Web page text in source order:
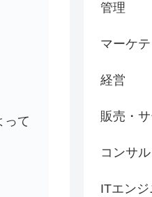
って
管理
マーケ
経営
販売・
コンサ
ITエン